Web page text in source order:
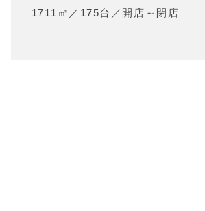
1711㎡ ／ 175台 ／ 開店～閉店